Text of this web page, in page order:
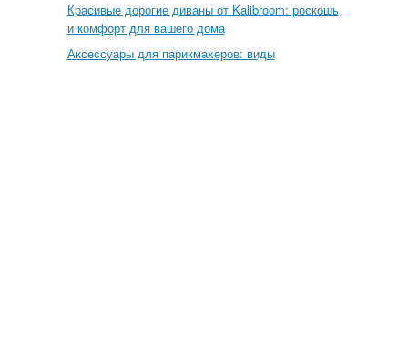
Красивые дорогие диваны от Kalibroom: роскошь
и комфорт для вашего дома
Аксессуары для парикмахеров: виды